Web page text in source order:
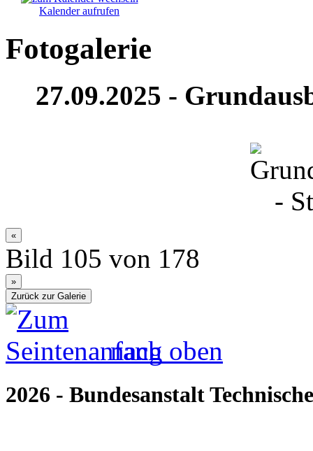
Kalender aufrufen
Fotogalerie
27.09.2025 -
Bild 105 von 178
nach oben
2026 - Bundesanstalt